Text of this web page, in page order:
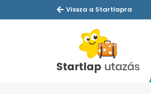
Vissza a Startlapra